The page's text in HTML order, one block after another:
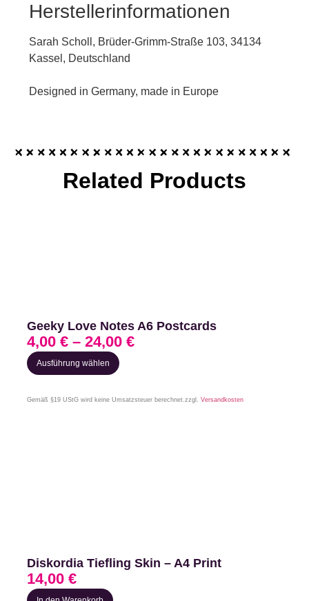
Herstellerinformationen
Sarah Scholl, Brüder-Grimm-Straße 103, 34134
Kassel, Deutschland
Designed in Germany, made in Europe
Related Products
Geeky Love Notes A6 Postcards
Ausführung wählen
4,00 €– 24,00 €
Gemäß §19 UStG wird keine Umsatzsteuer berechnet. zzgl. Versandkosten
Diskordia Tiefling Skin – A4 Print
14,00 €